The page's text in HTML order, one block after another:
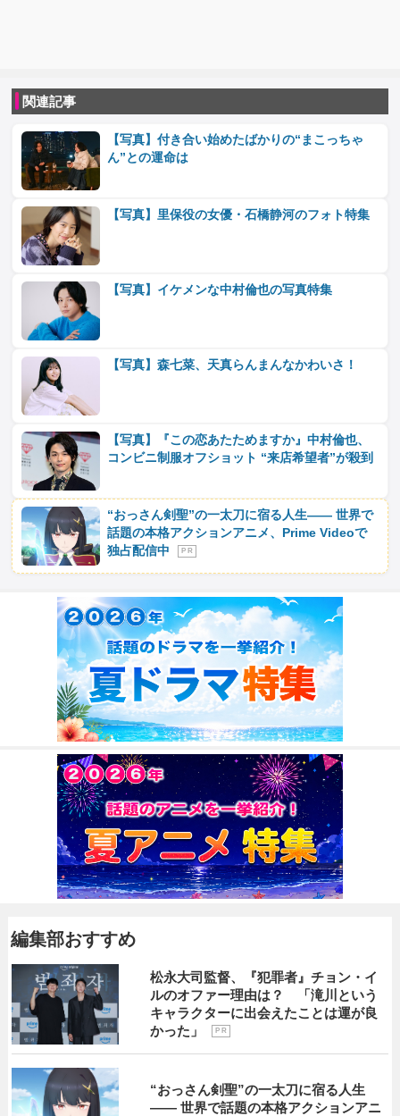
関連記事
【写真】付き合い始めたばかりの“まこっちゃ
ん”との運命は
【写真】里保役の女優・石橋静河のフォト特集
【写真】イケメンな中村倫也の写真特集
【写真】森七菜、天真らんまんなかわいさ！
【写真】『この恋あたためますか』中村倫也、
コンビニ制服オフショット “来店希望者”が殺到
“おっさん剣聖”の一太刀に宿る人生―― 世界で
話題の本格アクションアニメ、Prime Videoで
独占配信中
P R
編集部おすすめ
松永大司監督、『犯罪者』チョン・イ
ルのオファー理由は？ 「滝川という
キャラクターに出会えたことは運が良
かった」
P R
“おっさん剣聖”の一太刀に宿る人生
―― 世界で話題の本格アクションアニ